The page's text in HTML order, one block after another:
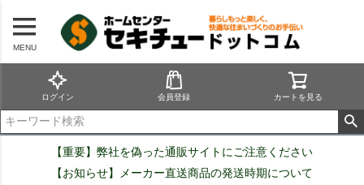
MENU
ログイン 会員登録 カートを見る
【重要】弊社を偽った通販サイトにご注意ください
【お知らせ】メーカー直送商品の発送時期について